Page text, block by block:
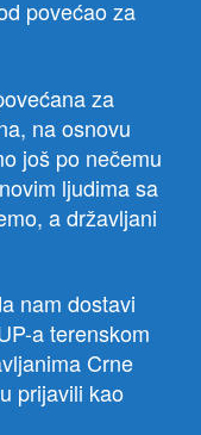
povećao za
za
na osnovu
još po nečemu
ljudima sa
a državljani
nam dostavi
a terenskom
Crne
prijavili kao